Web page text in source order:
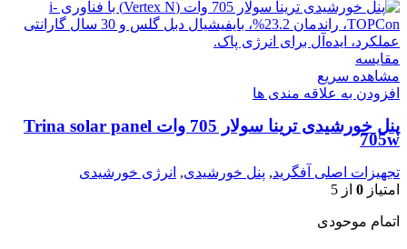
مقایسه
مشاهده سریع
افزودن به علاقه مندی ها
پنل خورشیدی ترینا سولار 705 وات Trina solar panel
705w
تجهیزات اصلی آفگرید, پنل خورشیدی, انرژی خورشیدی
امتیاز 0 از 5
اتمام موحودی